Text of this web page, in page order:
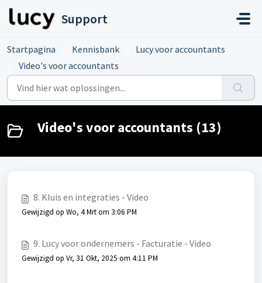
Support
Startpagina Kennisbank
Lucy voor accountants
Video's voor accountants
Video's voor accountants (13)
8. Kluis en integraties - Video
Gewijzigd op Wo, 4 Mrt om 3:06 PM
9. Lucy voor ondernemers - Facturatie - Video
Gewijzigd op Vr, 31 Okt, 2025 om 4:11 PM